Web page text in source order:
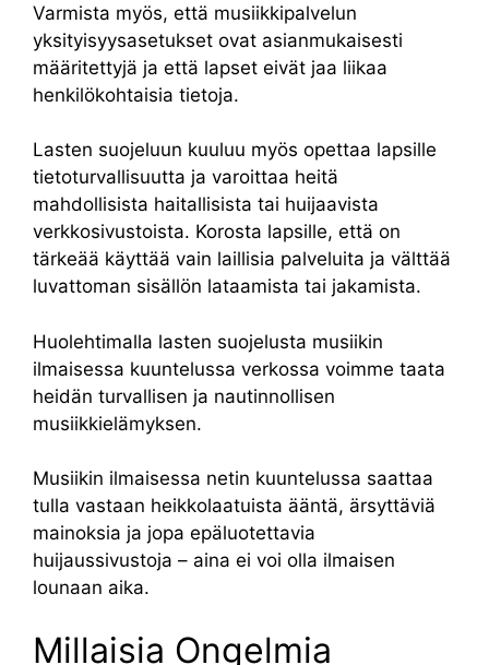
Varmista myös, että musiikkipalvelun
yksityisyysasetukset ovat asianmukaisesti
määritettyjä ja että lapset eivät jaa liikaa
henkilökohtaisia tietoja.
Lasten suojeluun kuuluu myös opettaa lapsille
tietoturvallisuutta ja varoittaa heitä
mahdollisista haitallisista tai huijaavista
verkkosivustoista. Korosta lapsille, että on
tärkeää käyttää vain laillisia palveluita ja välttää
luvattoman sisällön lataamista tai jakamista.
Huolehtimalla lasten suojelusta musiikin
ilmaisessa kuuntelussa verkossa voimme taata
heidän turvallisen ja nautinnollisen
musiikkielämyksen.
Musiikin ilmaisessa netin kuuntelussa saattaa
tulla vastaan heikkolaatuista ääntä, ärsyttäviä
mainoksia ja jopa epäluotettavia
huijaussivustoja – aina ei voi olla ilmaisen
lounaan aika.
Millaisia Ongelmia